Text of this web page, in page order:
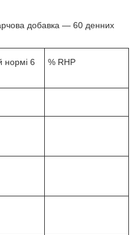
добавка — 60 денних
нормі 6
% RHP